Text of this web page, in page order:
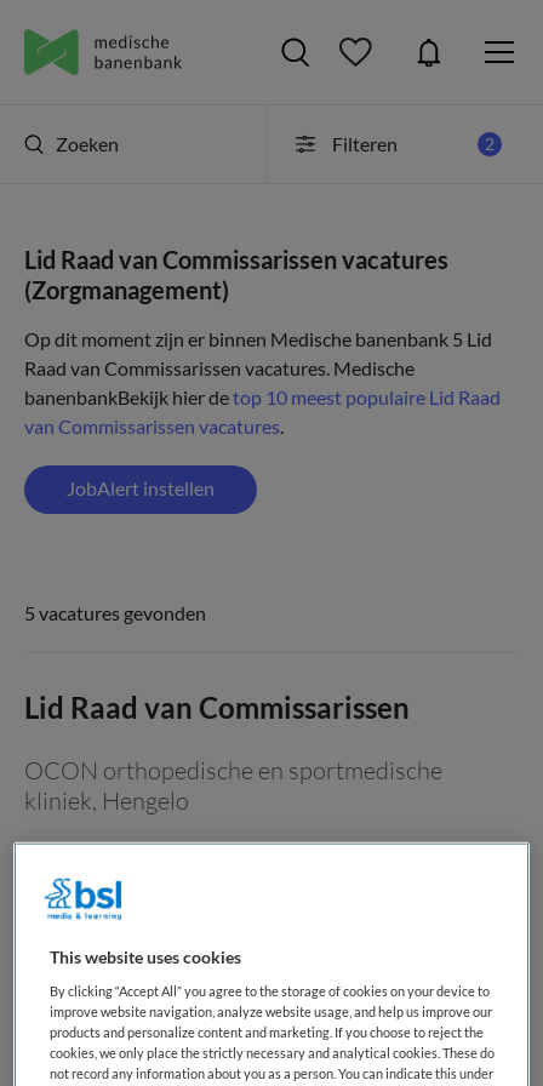
Zoeken Filteren 2
Lid Raad van Commissarissen vacatures
(Zorgmanagement)
Op dit moment zijn er binnen Medische banenbank 5 Lid
Raad van Commissarissen vacatures. Medische
banenbankBekijk hier detop 10 meest populaire Lid Raad
van Commissarissen vacatures.
JobAlert instellen
5 vacatures gevonden
Lid Raad van Commissarissen
OCON orthopedische en sportmedische
kliniek, Hengelo
Niet nader bepaald
Niet nader bepaald
Lid Raad van Commissarissen (ervaring binnen de zorg en
een relevant regionaal netwerk) Vacature-informatie
OCON is een zelfstandig categoraal ziekenhuis,
This website uses cookies
By clicking “Accept All” you agree to the storage of cookies on your device to
improve website navigation, analyze website usage, and help us improve our
products and personalize content and marketing. If you choose to reject the
cookies, we only place the strictly necessary and analytical cookies. These do
not record any information about you as a person. You can indicate this under